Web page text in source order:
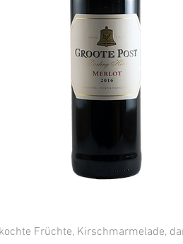
Früchte, Kirschmarmelade,